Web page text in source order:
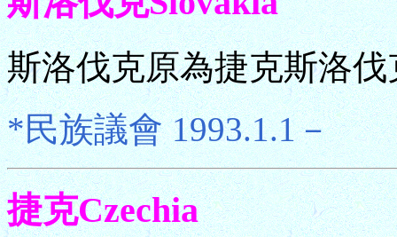
斯洛伐克原為捷克斯洛
*民族議會 1993.1.1－
捷克Czechia